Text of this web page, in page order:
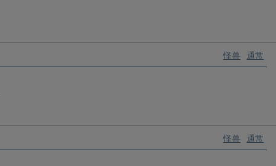
怪兽 通常
怪兽 通常